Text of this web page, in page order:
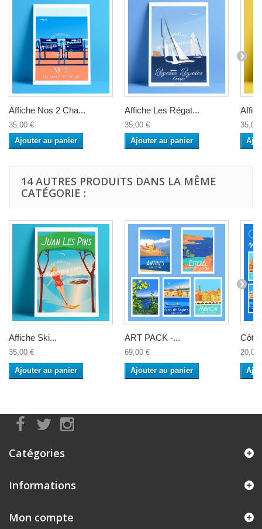
Affiche Nos 2 Cha...
35,00 €
Ajouter au panier
Affiche Les Régat...
35,00 €
Ajouter au panier
35,00
14 AUTRES PRODUITS DANS LA MÊME
CATÉGORIE :
Affiche Ski...
35,00 €
Ajouter au panier
ART PACK -...
69,00 €
Ajouter au panier
20,00
Catégories
Informations
Mon compte